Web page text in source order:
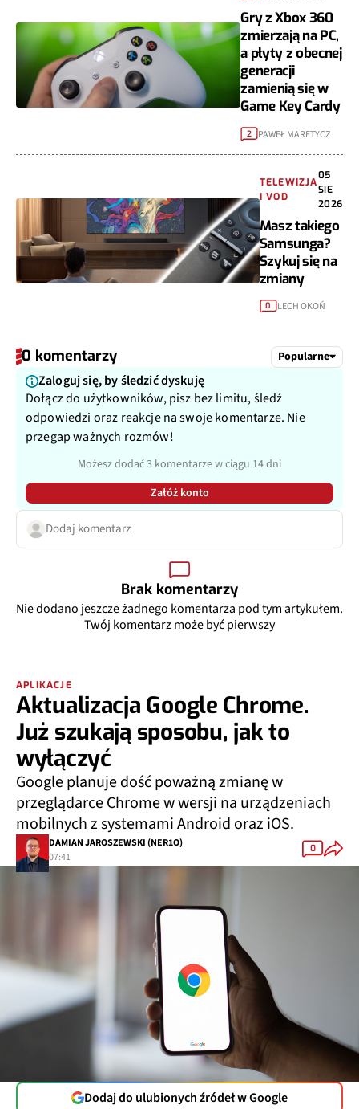
Gry z Xbox 360
zmierzają na PC,
a płyty z obecnej
generacji
zamienią się w
Game Key Cardy
2 PAWEŁ MARETYCZ
TELEWIZJA
I VOD
05
SIE
2026
Masz takiego
Samsunga?
Szykuj się na
zmiany
0 LECH OKOŃ
0 komentarzy Popularne
Zaloguj się, by śledzić dyskuję
Dołącz do użytkowników, pisz bez limitu, śledź
odpowiedzi oraz reakcje na swoje komentarze. Nie
przegap ważnych rozmów!
Możesz dodać 3 komentarze w ciągu 14 dni
Załóż konto
Dodaj komentarz
Brak komentarzy
Nie dodano jeszcze żadnego komentarza pod tym artykułem.
Twój komentarz może być pierwszy
APLIKACJE
Aktualizacja Google Chrome.
Już szukają sposobu, jak to
wyłączyć
Google planuje dość poważną zmianę w
przeglądarce Chrome w wersji na urządzeniach
mobilnych z systemami Android oraz iOS.
DAMIAN JAROSZEWSKI (NER1O)
07:41
0
Dodaj do ulubionych źródeł w Google